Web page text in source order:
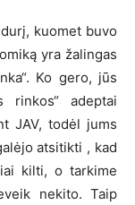
kuomet buvo
yra žalingas
Ko gero, jūs
rinkos“ adeptai
JAV, todėl jums
atsitikti , kad
kilti, o tarkime
nekito. Taip